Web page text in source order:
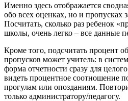
Именно здесь отображается
обо всех оценках, но и пропусках
Посчитать, сколько раз ребенок
школы, очень легко – все данные
Кроме того, подсчитать процент
пропусков может учитель: в
форма отчетности сразу для
видеть процентное соотношение
прогулам или опозданиям.
только администратору/педагогу.